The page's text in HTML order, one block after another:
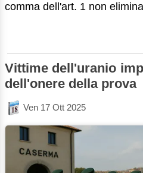
comma dell'art. 1 non
Vittime dell'uranio
dell'onere della prova
Ven 17 Ott 2025